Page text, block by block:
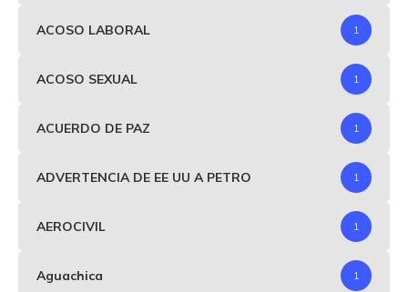
ACOSO LABORAL 1
ACOSO SEXUAL 1
ACUERDO DE PAZ 1
ADVERTENCIA DE EE UU A PETRO 1
AEROCIVIL 1
Aguachica 1